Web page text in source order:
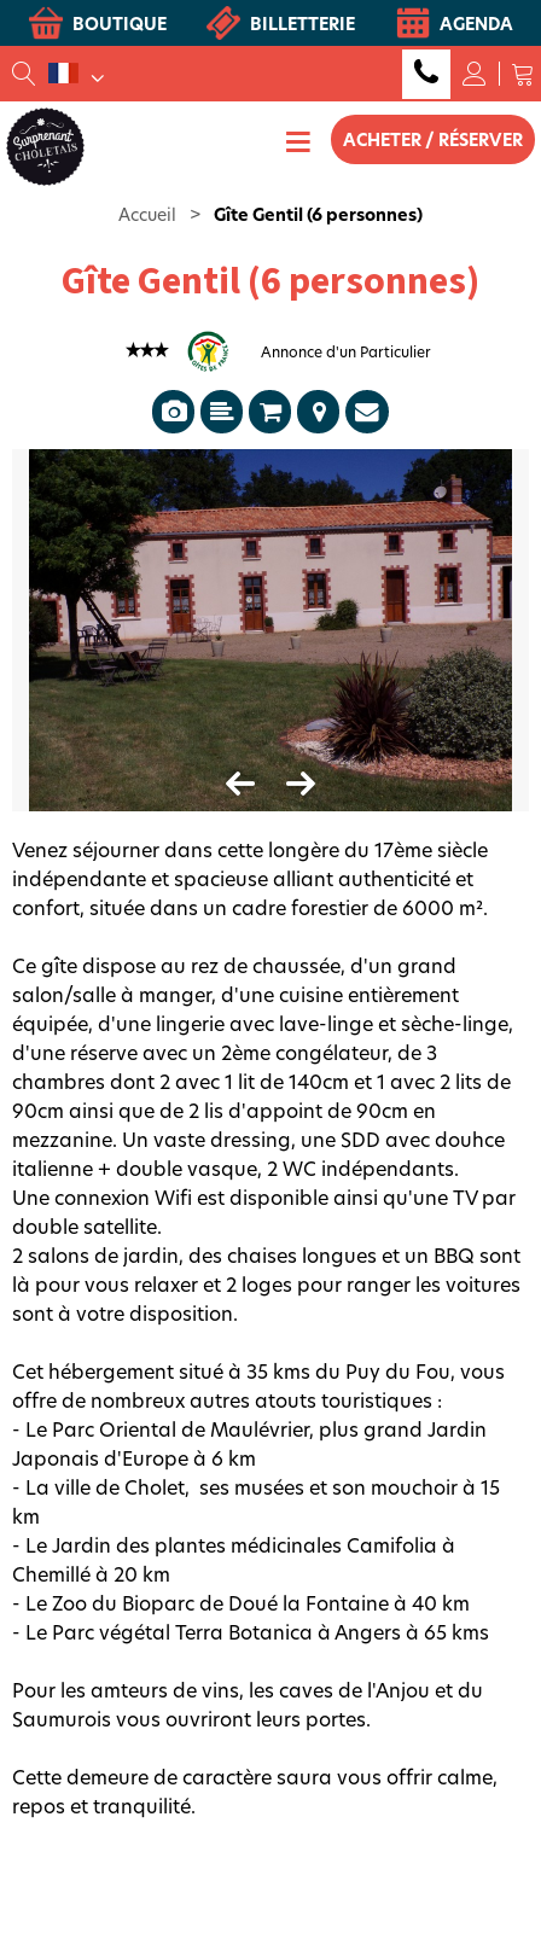
BOUTIQUE BILLETTERIE AGENDA
ACHETER / RÉSERVER
Accueil > Gîte Gentil (6 personnes)
Gîte Gentil (6 personnes)
Annonce d'un Particulier
Venez séjourner dans cette longère du 17ème siècle
indépendante et spacieuse alliant authenticité et
confort, située dans un cadre forestier de 6000 m².
Ce gîte dispose au rez de chaussée, d'un grand
salon/salle à manger, d'une cuisine entièrement
équipée, d'une lingerie avec lave-linge et sèche-linge,
d'une réserve avec un 2ème congélateur, de 3
chambres dont 2 avec 1 lit de 140cm et 1 avec 2 lits de
90cm ainsi que de 2 lis d'appoint de 90cm en
mezzanine. Un vaste dressing, une SDD avec douhce
italienne + double vasque, 2 WC indépendants.
Une connexion Wifi est disponible ainsi qu'une TV par
double satellite.
2 salons de jardin, des chaises longues et un BBQ sont
là pour vous relaxer et 2 loges pour ranger les voitures
sont à votre disposition.
Cet hébergement situé à 35 kms du Puy du Fou, vous
offre de nombreux autres atouts touristiques :
- Le Parc Oriental de Maulévrier, plus grand Jardin
Japonais d'Europe à 6 km
- La ville de Cholet, ses musées et son mouchoir à 15
km
- Le Jardin des plantes médicinales Camifolia à
Chemillé à 20 km
- Le Zoo du Bioparc de Doué la Fontaine à 40 km
- Le Parc végétal Terra Botanica à Angers à 65 kms
Pour les amteurs de vins, les caves de l'Anjou et du
Saumurois vous ouvriront leurs portes.
Cette demeure de caractère saura vous offrir calme,
repos et tranquilité.